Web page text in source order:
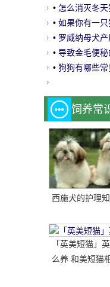
• 怎么消灭冬
• 如果你有一
• 罗威纳母犬
• 导致金毛便
• 狗狗有哪些
饲养常
西施犬的护理
「英美短猫」
么养 和美短猫